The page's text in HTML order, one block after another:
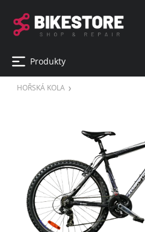
Produkty
HOŘSKÁ KOLA